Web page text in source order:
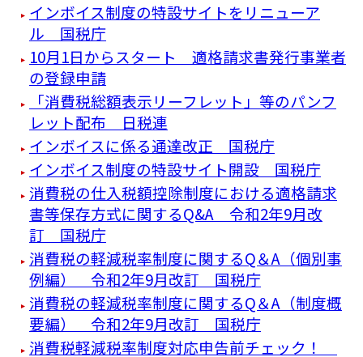
インボイス制度の特設サイトをリニューア
ル 国税庁
10月1日からスタート 適格請求書発行事業者
の登録申請
「消費税総額表示リーフレット」等のパンフ
レット配布 日税連
インボイスに係る通達改正 国税庁
インボイス制度の特設サイト開設 国税庁
消費税の仕入税額控除制度における適格請求
書等保存方式に関するQ&A 令和2年9月改
訂 国税庁
消費税の軽減税率制度に関するQ＆A（個別事
例編） 令和2年9月改訂 国税庁
消費税の軽減税率制度に関するQ＆A（制度概
要編） 令和2年9月改訂 国税庁
消費税軽減税率制度対応申告前チェック！